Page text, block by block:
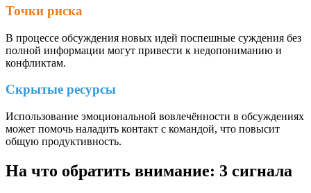
Точки риска
В процессе обсуждения новых идей поспешные суждения без
полной информации могут привести к недопониманию и
конфликтам.
Скрытые ресурсы
Использование эмоциональной вовлечённости в обсуждениях
может помочь наладить контакт с командой, что повысит
общую продуктивность.
На что обратить внимание: 3 сигнала